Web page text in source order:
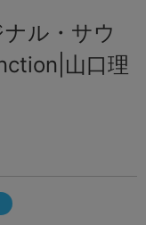
ル・サウ
山口理